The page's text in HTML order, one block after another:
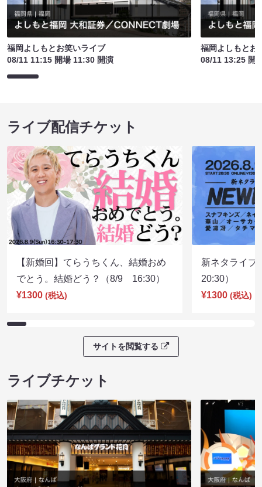
福岡よしもとお笑いライブ
08/11 11:15 開場 11:30 開演
福岡よしもとお
08/11 13:25 開
ライブ配信チケット
【新婚回】てらうちくん、結婚おめ
でとう。結婚どう？（8/9 16:30）
¥1300 (税込)
新ネタライ
20:30）
¥1300 (税込)
サイトを閲覧する
ライブチケット